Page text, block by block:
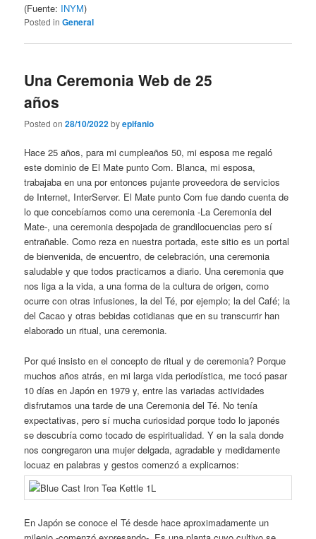
(Fuente: INYM)
Posted in General
Una Ceremonia Web de 25
años
Posted on28/10/2022byepifanio
Hace 25 años, para mi cumpleaños 50, mi esposa me regaló
este dominio de El Mate punto Com. Blanca, mi esposa,
trabajaba en una por entonces pujante proveedora de servicios
de Internet, InterServer. El Mate punto Com fue dando cuenta de
lo que concebíamos como una ceremonia -La Ceremonia del
Mate-, una ceremonia despojada de grandilocuencias pero sí
entrañable. Como reza en nuestra portada, este sitio es un portal
de bienvenida, de encuentro, de celebración, una ceremonia
saludable y que todos practicamos a diario. Una ceremonia que
nos liga a la vida, a una forma de la cultura de origen, como
ocurre con otras infusiones, la del Té, por ejemplo; la del Café; la
del Cacao y otras bebidas cotidianas que en su transcurrir han
elaborado un ritual, una ceremonia.
Por qué insisto en el concepto de ritual y de ceremonia? Porque
muchos años atrás, en mi larga vida periodística, me tocó pasar
10 días en Japón en 1979 y, entre las variadas actividades
disfrutamos una tarde de una Ceremonia del Té. No tenía
expectativas, pero sí mucha curiosidad porque todo lo japonés
se descubría como tocado de espiritualidad. Y en la sala donde
nos congregaron una mujer delgada, agradable y medidamente
locuaz en palabras y gestos comenzó a explicarnos:
En Japón se conoce el Té desde hace aproximadamente un